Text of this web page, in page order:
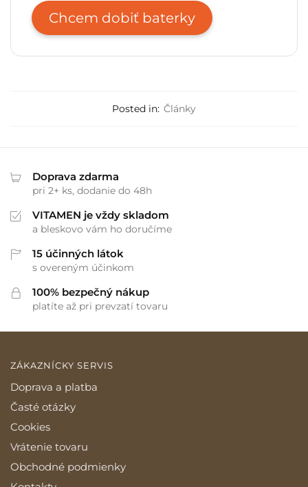
Chcem dobiť baterky
Posted in: Články
Doprava zdarma
pri 2+ ks, dodanie do 48h
VITAMEN je vždy skladom
a bleskovo vám ho doručíme
15 účinných látok
s overeným účinkom
100% bezpečný nákup
platíte až pri prevzatí tovaru
ZÁKAZNÍCKY SERVIS
Doprava a platba
Časté otázky
Cookies
Vrátenie tovaru
Obchodné podmienky